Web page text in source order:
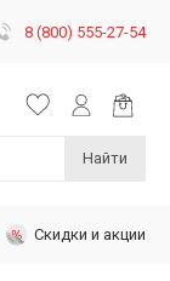
8 (800) 555-27-54
Найти
Скидки и акции